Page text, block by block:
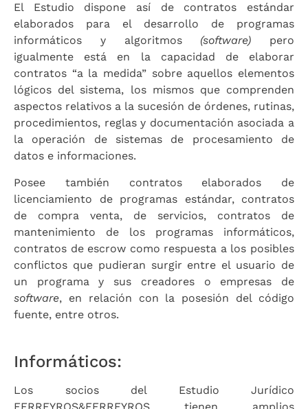
El Estudio dispone así de contratos estándar
elaborados para el desarrollo de programas
informáticos y algoritmos (software) pero
igualmente está en la capacidad de elaborar
contratos “a la medida” sobre aquellos elementos
lógicos del sistema, los mismos que comprenden
aspectos relativos a la sucesión de órdenes, rutinas,
procedimientos, reglas y documentación asociada a
la operación de sistemas de procesamiento de
datos e informaciones.
Posee también contratos elaborados de
licenciamiento de programas estándar, contratos
de compra venta, de servicios, contratos de
mantenimiento de los programas informáticos,
contratos de escrow como respuesta a los posibles
conflictos que pudieran surgir entre el usuario de
un programa y sus creadores o empresas de
software, en relación con la posesión del código
fuente, entre otros.
Informáticos:
Los socios del Estudio Jurídico